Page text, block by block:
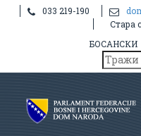
033 219-190
Стара
БОСАНСКИ